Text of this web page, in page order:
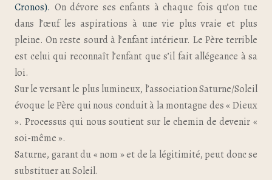
Cronos). On dévore ses enfants à chaque fois qu’on tue
dans l’œuf les aspirations à une vie plus vraie et plus
pleine. On reste sourd à l’enfant intérieur. Le Père terrible
est celui qui reconnaît l’enfant que s’il fait allégeance à sa
loi.
Sur le versant le plus lumineux, l’association Saturne/Soleil
évoque le Père qui nous conduit à la montagne des « Dieux
». Processus qui nous soutient sur le chemin de devenir «
soi-même ».
Saturne, garant du « nom » et de la légitimité, peut donc se
substituer au Soleil.